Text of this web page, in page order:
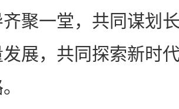
聚一堂，共同谋划
展，共同探索新时